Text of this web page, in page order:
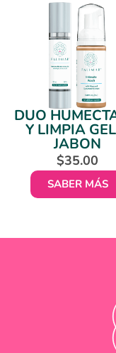
DUO
Y LIMPIA
JABON
$35.00
SABER MÁS